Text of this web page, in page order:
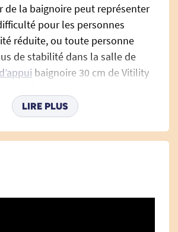
de la baignoire peut représenter
pour les personnes
réduite, ou toute personne
de stabilité dans la salle de
baignoire 30 cm de Vitility
fiable, discret et
pour une utilisation
soins.
LIRE PLUS